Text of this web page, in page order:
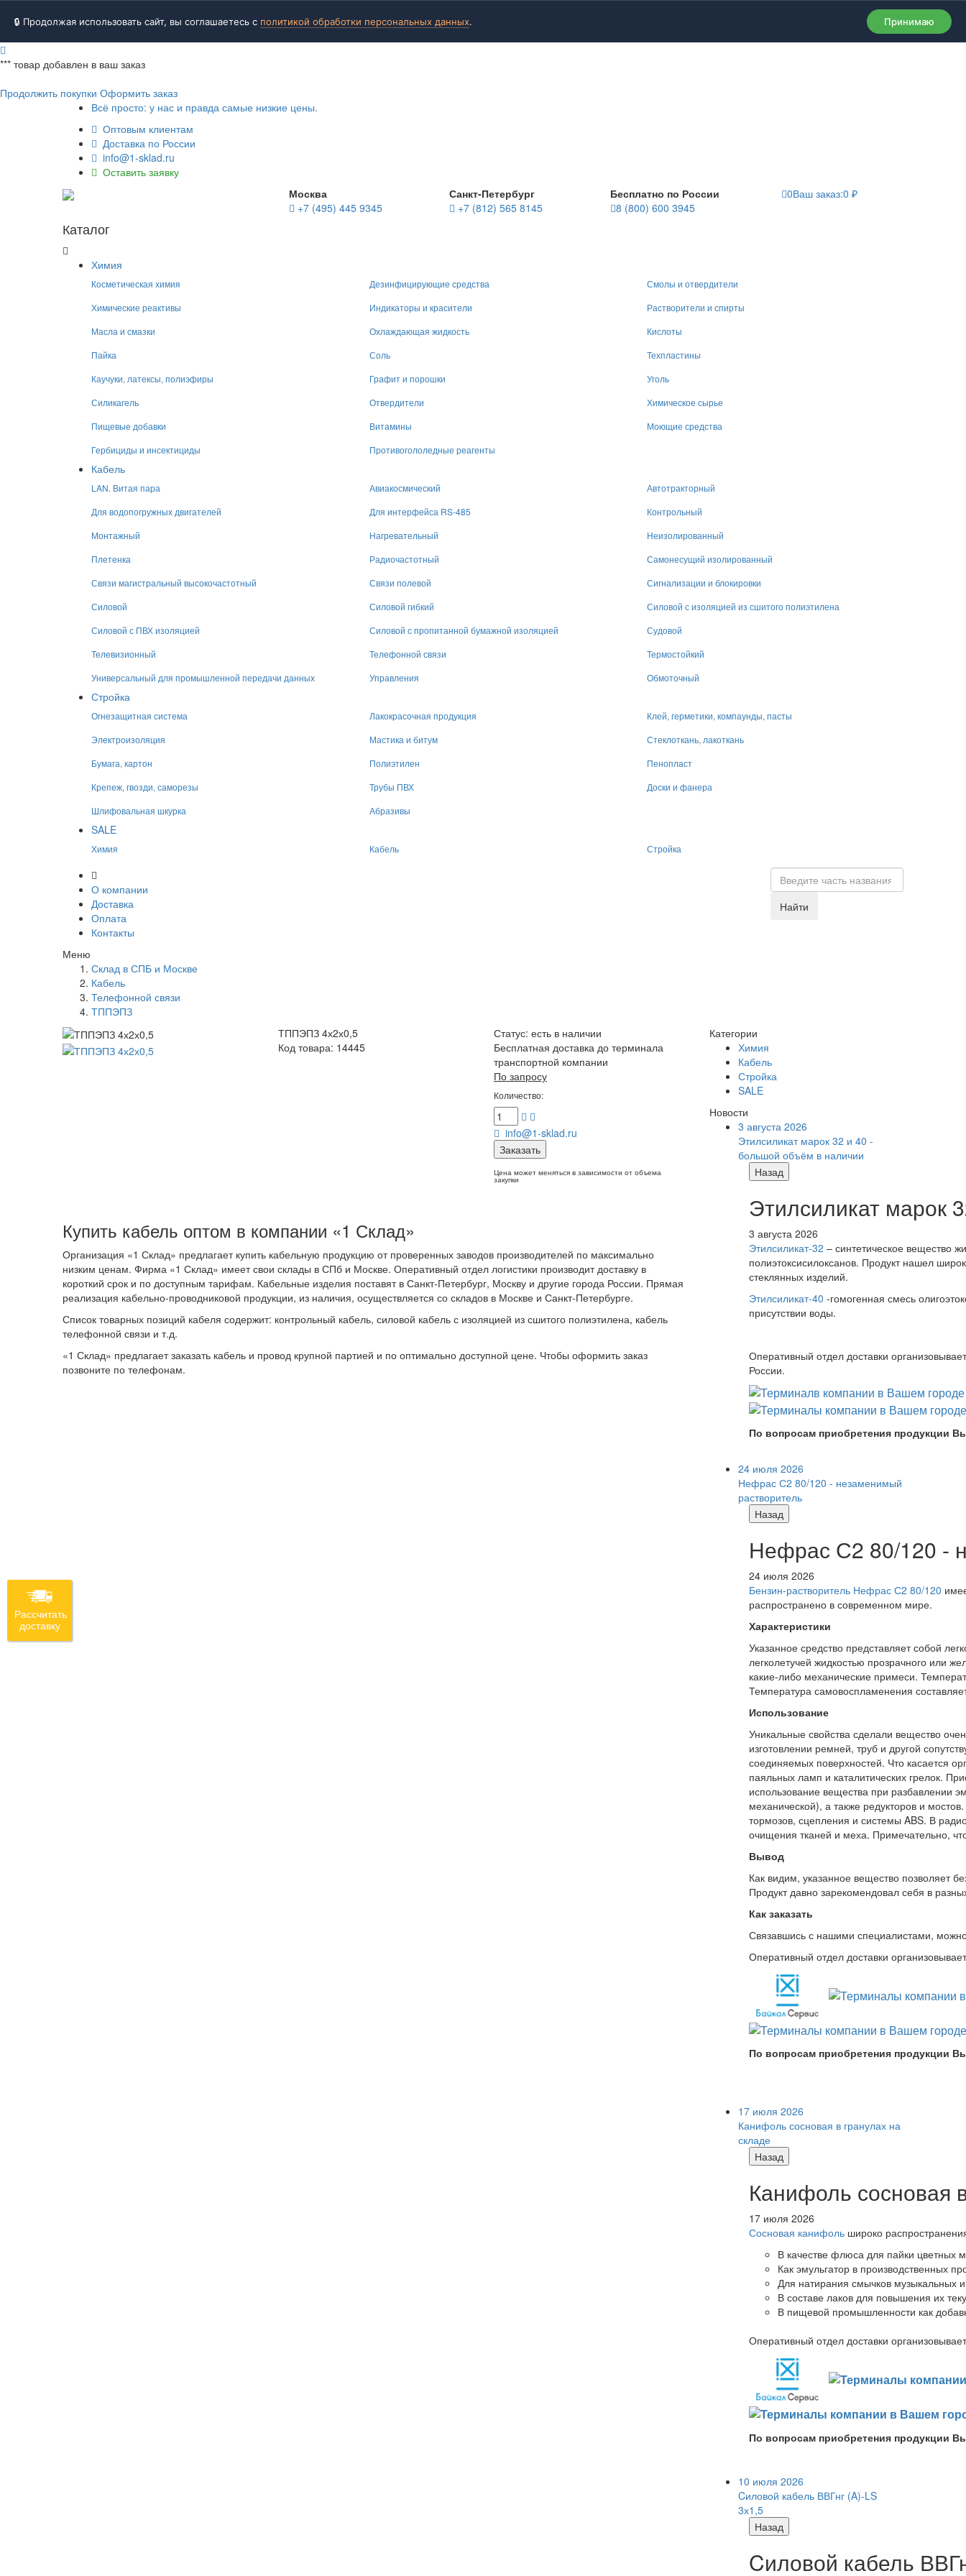
🔒 Продолжая использовать сайт, вы соглашаетесь с политикой обработки персональных данных. Принимаю
*** товар добавлен в ваш заказ
Продолжить покупки Оформить заказ
Всё просто: у нас и правда самые низкие цены.
Оптовым клиентам
Доставка по России
info@1-sklad.ru
Оставить заявку
Москва
+7 (495) 445 9345
Санкт-Петербург
+7 (812) 565 8145
Бесплатно по России
8 (800) 600 3945
0Ваш заказ:0 ₽
Каталог
Химия
Косметическая химия Дезинфицирующие средства
Смолы и отвердители
Химические реактивы
Индикаторы и красители
Растворители и спирты
Масла и смазки
Охлаждающая жидкость
Кислоты
Пайка
Соль
Техпластины
Каучуки, латексы, полиэфиры
Графит и порошки
Уголь
Силикагель
Отвердители
Химическое сырье
Пищевые добавки
Витамины
Моющие средства
Гербициды и инсектициды
Противогололедные реагенты
Кабель
LAN. Витая пара Авиакосмический
Автотракторный
Для водопогружных двигателей
Для интерфейса RS-485
Контрольный
Монтажный
Нагревательный
Неизолированный
Плетенка
Радиочастотный
Самонесущий изолированный
Связи магистральный высокочастотный
Связи полевой
Сигнализации и блокировки
Силовой
Силовой гибкий
Силовой с изоляцией из сшитого полиэтилена
Силовой с ПВХ изоляцией
Силовой с пропитанной бумажной изоляцией
Судовой
Телевизионный
Телефонной связи
Термостойкий
Универсальный для промышленной передачи данных
Управления Обмоточный
Стройка
Огнезащитная система Лакокрасочная продукция
Клей, герметики, компаунды, пасты
Электроизоляция
Мастика и битум
Стеклоткань, лакоткань
Бумага, картон
Полиэтилен
Пенопласт
Крепеж, гвозди, саморезы
Трубы ПВХ
Доски и фанера
Шлифовальная шкурка
Абразивы
SALE
Химия Кабель Стройка
О компании
Доставка
Оплата
Контакты
Найти
Меню
Склад в СПБ и Москве
Кабель
Телефонной связи
ТППЭПЗ
ТППЭПЗ 4х2х0,5
Код товара: 14445
Статус: есть в наличии
Бесплатная доставка до терминала
транспортной компании
По запросу
Количество:
info@1-sklad.ru
Заказать
Цена может меняться в зависимости от объема
закупки
Купить кабель оптом в компании «1 Склад»
Организация «1 Склад» предлагает купить кабельную продукцию от проверенных заводов производителей по максимально
низким ценам. Фирма «1 Склад» имеет свои склады в СПб и Москве. Оперативный отдел логистики производит доставку в
короткий срок и по доступным тарифам. Кабельные изделия поставят в Санкт-Петербург, Москву и другие города России. Прямая
реализация кабельно-проводниковой продукции, из наличия, осуществляется со складов в Москве и Санкт-Петербурге.
Список товарных позиций кабеля содержит: контрольный кабель, силовой кабель с изоляцией из сшитого полиэтилена, кабель
телефонной связи и т.д.
«1 Склад» предлагает заказать кабель и провод крупной партией и по оптимально доступной цене. Чтобы оформить заказ
позвоните по телефонам.
Категории
Химия
Кабель
Стройка
SALE
Новости
3 августа 2026
Этилсиликат марок 32 и 40 -
большой объём в наличии
Назад
Этилсиликат марок
3 августа 2026
Этилсиликат-32 – синтетическое вещество
полиэтоксисилоксанов. Продукт нашел
стеклянных изделий.
Этилсиликат-40 -гомогенная смесь
присутствии воды.
Оперативный отдел доставки
России.
По вопросам приобретения продукции
24 июля 2026
Нефрас С2 80/120 - незаменимый
растворитель
Назад
Нефрас С2 80/120 -
24 июля 2026
Бензин-растворитель Нефрас С2 80/120
распространено в современном мире.
Характеристики
Указанное средство представляет собой
легколетучей жидкостью прозрачного или
какие-либо механические примеси.
Температура самовоспламенения
Использование
Уникальные свойства сделали вещество
изготовлении ремней, труб и другой
соединяемых поверхностей. Что касается
паяльных ламп и каталитических грелок.
использование вещества при разбавлении
механической), а также редукторов и
тормозов, сцепления и системы ABS. В
очищения тканей и меха. Примечательно,
Вывод
Как видим, указанное вещество позволяет
Продукт давно зарекомендовал себя в
Как заказать
Связавшись с нашими специалистами,
Оперативный отдел доставки
По вопросам приобретения продукции
17 июля 2026
Канифоль сосновая в гранулах на
складе
Назад
Канифоль сосновая
17 июля 2026
Сосновая канифоль широко
В качестве флюса для пайки цветных
Как эмульгатор в производственных
Для натирания смычков музыкальных
В составе лаков для повышения их
В пищевой промышленности как
Оперативный отдел доставки
По вопросам приобретения продукции
10 июля 2026
Cиловой кабель ВВГнг (A)-LS
3х1,5
Назад
Cиловой кабель
Рассчитать
доставку